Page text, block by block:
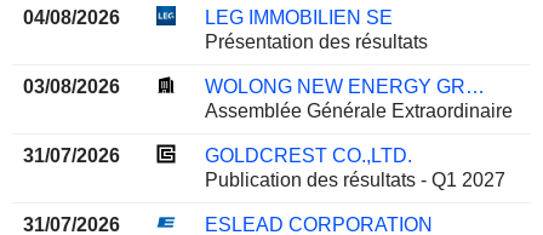
04/08/2026
LEG IMMOBILIEN SE
Présentation des résultats
03/08/2026
WOLONG NEW ENERGY GROUP CO., LTD.
Assemblée Générale Extraordinaire
31/07/2026
GOLDCREST CO.,LTD.
Publication des résultats - Q1 2027
31/07/2026
ESLEAD CORPORATION